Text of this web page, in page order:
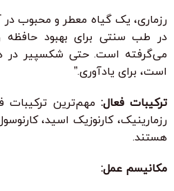
رزماری، یک گیاه معطر و محبوب در
در طب سنتی برای بهبود حافظه و
می‌گرفته است. حتی شکسپیر در
است، برای یادآوری.”
ترکیبات فعال: مهم‌ترین ترکیبات
هستند.
مکانیسم عمل: